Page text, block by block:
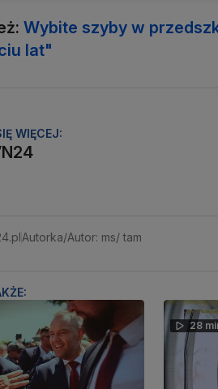
Wybite szyby w
lat"
WIĘCEJ:
Autorka/Autor: ms/ tam
28